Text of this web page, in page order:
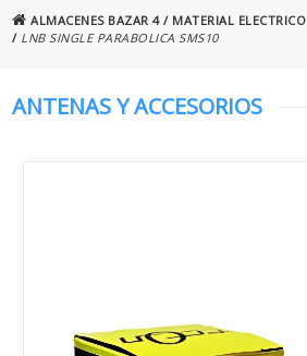
ALMACENES BAZAR 4/ MATERIAL ELECTRICO
/ LNB SINGLE PARABOLICA SMS10
ANTENAS Y ACCESORIOS